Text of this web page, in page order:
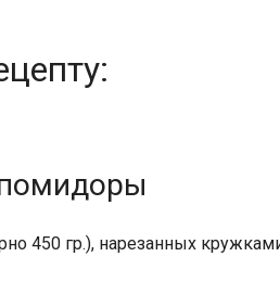
450 гр.), нарезанных